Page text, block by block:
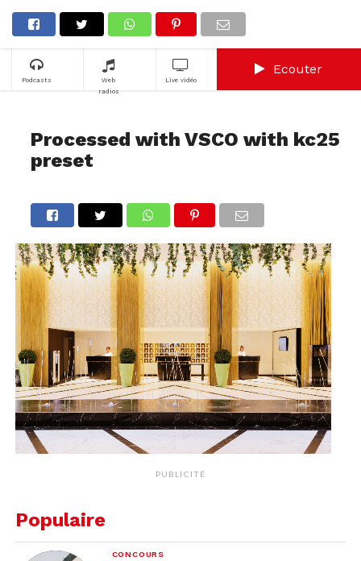
Podcasts
Web
radios
Live vidéo
Ecouter
Processed with VSCO with kc25
preset
PUBLICITÉ
Populaire
CONCOURS